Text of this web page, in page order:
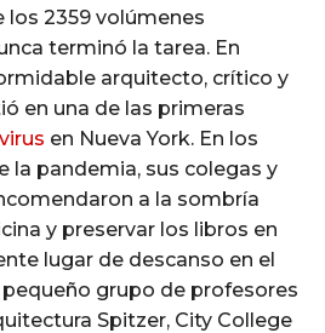
los 2359 volúmenes
terminó la tarea. En
arquitecto, crítico y
en una de las primeras
en Nueva York. En los
la pandemia, sus colegas y
a la sombría
y preservar los libros en
lugar de descanso en el
grupo de profesores
Spitzer, City College